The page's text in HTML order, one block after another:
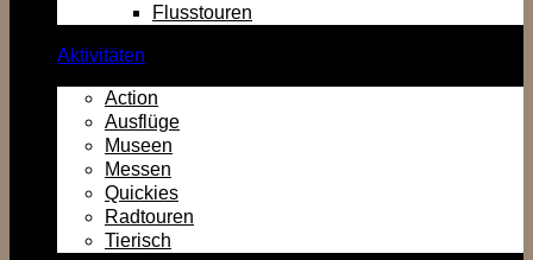
Flusstouren
Aktivitäten
Action
Ausflüge
Museen
Messen
Quickies
Radtouren
Tierisch